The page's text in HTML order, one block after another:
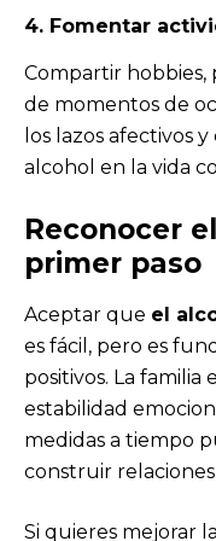
4. Fomentar
Compartir
de momentos de
los lazos afectivos
alcohol en la vida
Reconocer
primer paso
Aceptar que el
es fácil, pero es
positivos. La familia
estabilidad
medidas a tiempo
construir relaciones
Si quieres mejorar